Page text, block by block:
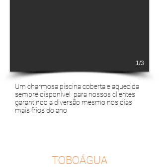
1/3
Um charmosa piscina coberta e aquecida
sempre disponível para nossos clientes
garantindo a diversão mesmo nos dias
mais frios do ano
TOBOÁGUA